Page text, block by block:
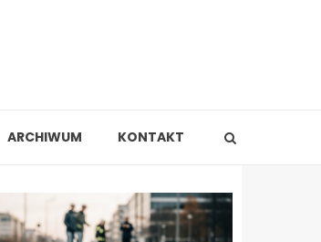
ARCHIWUM KONTAKT